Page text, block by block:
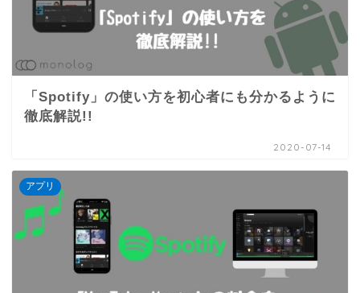
「Spotify」の使い方を初心者にも分かるように
徹底解説!!
2020-07-14
アプリ